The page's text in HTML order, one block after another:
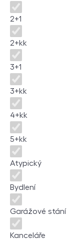
2+1
2+kk
3+1
3+kk
4+kk
5+kk
Atypický
Bydlení
Garážové stání
Kanceláře